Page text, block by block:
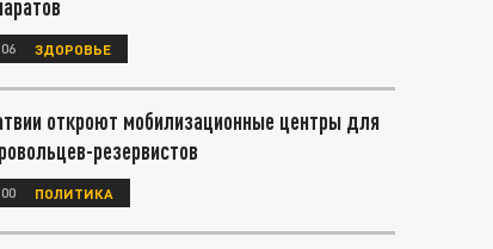
ЗДОРОВЬЕ
откроют мобилизационные центры для
резервистов
ПОЛИТИКА